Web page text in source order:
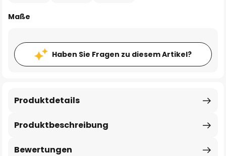
Maße
Haben Sie Fragen zu diesem Artikel?
Produktbeschreibung
Produktdetails
Bewertungen